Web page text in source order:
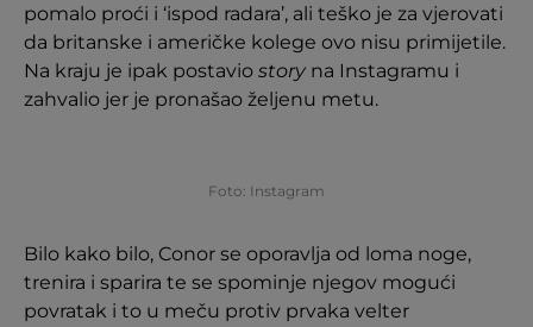
pomalo proći i ‘ispod radara’, ali teško je za vjerovati
da britanske i američke kolege ovo nisu primijetile.
Na kraju je ipak postavio story na Instagramu i
zahvalio jer je pronašao željenu metu.
Foto: Instagram
Bilo kako bilo, Conor se oporavlja od loma noge,
trenira i sparira te se spominje njegov mogući
povratak i to u meču protiv prvaka velter